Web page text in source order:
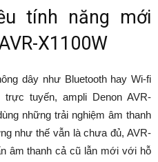
tính năng mới
X1100W
dây như Bluetooth hay Wi-fi
tuyến, ampli Denon AVR-
những trải nghiệm âm thanh
như thế vẫn là chưa đủ, AVR-
âm thanh cả cũ lẫn mới với hỗ